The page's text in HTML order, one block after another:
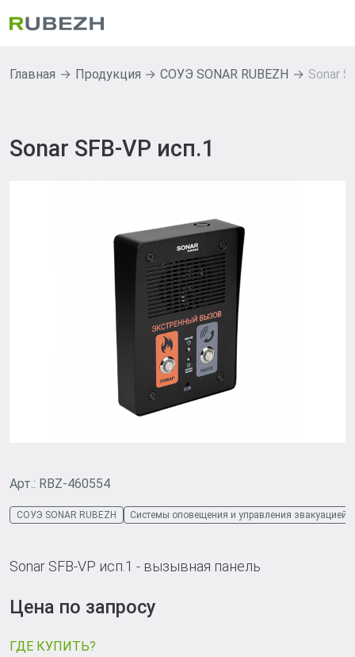
Главная Продукция СОУЭ SONAR RUBEZH Sonar
Sonar SFB-VP исп.1
Арт.: RBZ-460554
СОУЭ SONAR RUBEZH Системы оповещения и управления эвакуацией
Sonar SFB-VP исп.1 - вызывная панель
Цена по запросу
ГДЕ КУПИТЬ?